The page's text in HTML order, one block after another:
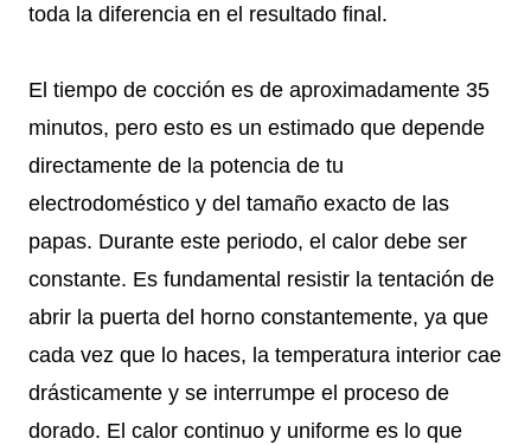
toda la diferencia en el resultado final.
El tiempo de cocción es de aproximadamente 35
minutos, pero esto es un estimado que depende
directamente de la potencia de tu
electrodoméstico y del tamaño exacto de las
papas. Durante este periodo, el calor debe ser
constante. Es fundamental resistir la tentación de
abrir la puerta del horno constantemente, ya que
cada vez que lo haces, la temperatura interior cae
drásticamente y se interrumpe el proceso de
dorado. El calor continuo y uniforme es lo que